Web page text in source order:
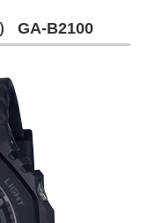
GA-B2100